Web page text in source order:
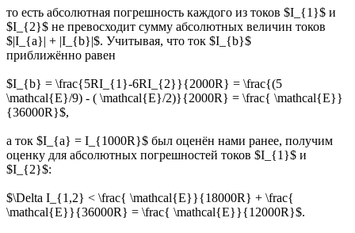
то есть абсолютная погрешность каждого из токов $I_{1}$ и
$I_{2}$ не превосходит сумму абсолютных величин токов
$|I_{a}| + |I_{b}|$. Учитывая, что ток $I_{b}$
приближённо равен
$I_{b} = \frac{5RI_{1}-6RI_{2}}{2000R} = \frac{(5
\mathcal{E}/9) - ( \mathcal{E}/2)}{2000R} = \frac{ \mathcal{E}}
{36000R}$,
а ток $I_{a} = I_{1000R}$ был оценён нами ранее, получим
оценку для абсолютных погрешностей токов $I_{1}$ и
$I_{2}$:
$\Delta I_{1,2} < \frac{ \mathcal{E}}{18000R} + \frac{
\mathcal{E}}{36000R} = \frac{ \mathcal{E}}{12000R}$.